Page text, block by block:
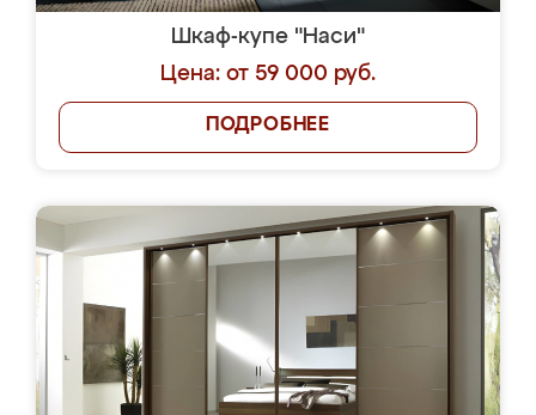
Шкаф-купе "Наси"
Цена: от 59 000 руб.
ПОДРОБНЕЕ